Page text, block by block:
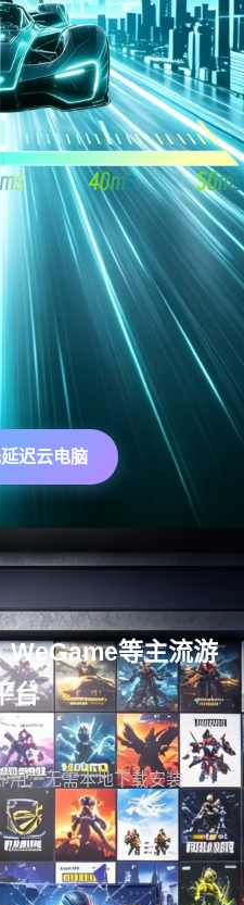
迟云电脑
等主流游
台
用，无需本地下载安装